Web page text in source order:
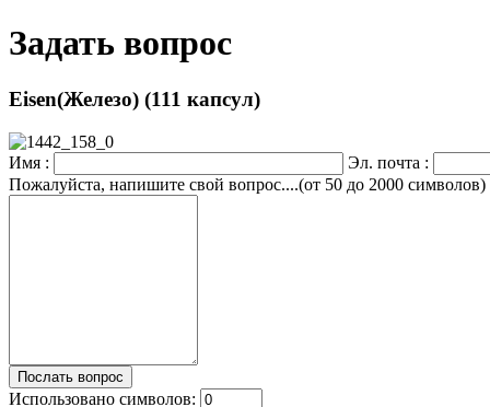
Задать вопрос
Eisen(Железо) (111 капсул)
Имя :
Эл. почта :
Пожалуйста, напишите свой вопрос....(от 50 до 2000 символов)
Использовано символов: